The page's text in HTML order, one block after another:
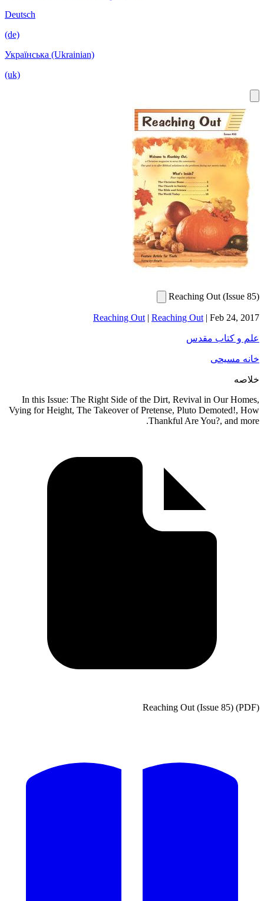
Deutsch
(de)
Українська (Ukrainian)
(uk)
Reaching Out (Issue 85)
Reaching Out | Reaching Out | Feb 24, 2017
علم و کتاب مقدس
خانه مسیحی
خلاصه
In this Issue: The Right Side of the Dirt, Revival in Our Homes,
Vying for Height, The Takeover of Pretense, Pluto Demoted!, How
Thankful Are You?, and more.
Reaching Out (Issue 85) (PDF)